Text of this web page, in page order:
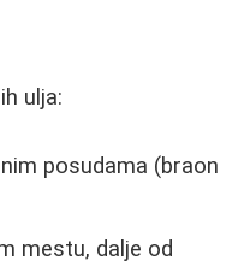
ulja:
posudama (braon
mestu, dalje od